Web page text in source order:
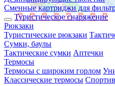
Сменные картриджи для
Туристическое снаряжение
Рюкзаки
Туристические рюкзаки
Сумки, баулы
Тактические сумки Аптечки
Термосы
Термосы с широким горлом
Классические термосы